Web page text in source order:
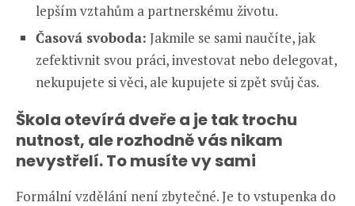
lepším vztahům a partnerskému životu.
Časová svoboda: Jakmile se sami naučíte, jak
zefektivnit svou práci, investovat nebo delegovat,
nekupujete si věci, ale kupujete si zpět svůj čas.
Škola otevírá dveře a je tak trochu
nutnost, ale rozhodně vás nikam
nevystřelí. To musíte vy sami
Formální vzdělání není zbytečné. Je to vstupenka do